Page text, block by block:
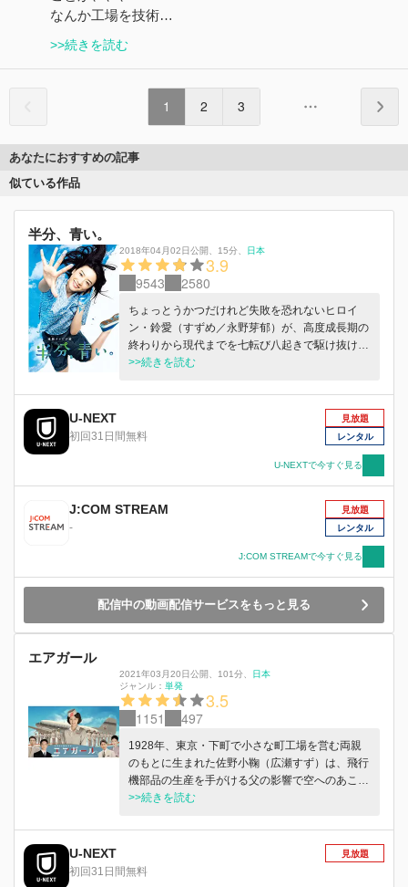
なんか工場を技術…
>>続きを読む
1 2 3
あなたにおすすめの記事
似ている作品
半分、青い。
2018年04月02日公開 15分 日本
3.9
9543 2580
ちょっとうかつだけれど失敗を恐れないヒロイ
ン・鈴愛（すずめ／永野芽郁）が、高度成長期の
終わりから現代までを七転び八起きで駆け抜け、
やがて一大発明をなしとげるまでのおよそ半世紀
>>続きを読む
U-NEXT
初回31日間無料
見放題
レンタル
U-NEXTで今すぐ見る
J:COM STREAM
-
見放題
レンタル
J:COM STREAMで今すぐ見る
配信中の動画配信サービスをもっと見る
エアガール
2021年03月20日公開 101分
日本
ジャンル： 単発
3.5
1151 497
1928年、東京・下町で小さな町工場を営む両親
のもとに生まれた佐野小鞠（広瀬すず）は、飛行
機部品の生産を手がける父の影響で空へのあこが
れを募らせ、パイロットになりたいという夢を抱
として出撃して戦死。両親も東京大空襲で亡くし
てしまい、ひとりぼっちとなった小鞠は、料亭を
営む叔母・千代（松雪泰子）のもとに身を寄せる
>>続きを読む
U-NEXT
初回31日間無料
見放題